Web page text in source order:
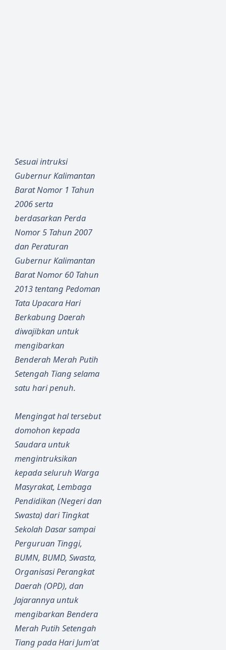
Sesuai intruksi
Gubernur Kalimantan
Barat Nomor 1 Tahun
2006 serta
berdasarkan Perda
Nomor 5 Tahun 2007
dan Peraturan
Gubernur Kalimantan
Barat Nomor 60 Tahun
2013 tentang Pedoman
Tata Upacara Hari
Berkabung Daerah
diwajibkan untuk
mengibarkan
Benderah Merah Putih
Setengah Tiang selama
satu hari penuh.
Mengingat haltersebut
domohon kepada
Saudara untuk
mengintruksikan
kepada seluruh Warga
Masyrakat, Lembaga
Pendidikan (Negeri dan
Swasta) dari Tingkat
Sekolah Dasar sampai
Perguruan Tinggi,
BUMN, BUMD, Swasta,
Organisasi Perangkat
Daerah (OPD), dan
Jajarannya untuk
mengibarkan Bendera
Merah Putih Setengah
Tiang pada Hari Jum'at